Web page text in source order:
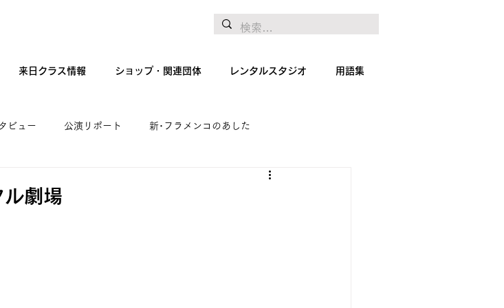
来日クラス情報 ショップ・関連団体 レンタルスタジオ 用語集
ビュー 公演リポート 新･フラメンコのあした
絵画
劇場